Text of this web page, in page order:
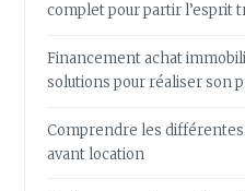
complet pour partir l’esprit
Financement achat
solutions pour réaliser son
Comprendre les
avant location